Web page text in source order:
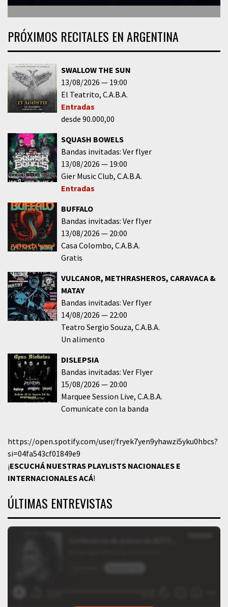
PRÓXIMOS RECITALES EN ARGENTINA
SWALLOW THE SUN
13/08/2026
19:00
El Teatrito C.A.B.A.
Entradas
desde 90.000,00
SQUASH BOWELS
Bandas invitadas: Ver flyer
13/08/2026
19:00
Gier Music Club C.A.B.A.
Entradas
BUFFALO
Bandas invitadas: Ver flyer
13/08/2026
20:00
Casa Colombo C.A.B.A.
Gratis
VULCANOR, METHRASHEROS, CARAVACA &
MATAY
Bandas invitadas: Ver flyer
14/08/2026
22:00
Teatro Sergio Souza C.A.B.A.
Un alimento
DISLEPSIA
Bandas invitadas: Ver Flyer
15/08/2026
20:00
Marquee Session Live C.A.B.A.
Comunicate con la banda
https://open.spotify.com/user/fryek7yen9yhawzi5yku0hbcs?
si=04fa543cf01849e9
¡ESCUCHÁ NUESTRAS PLAYLISTS NACIONALES E
INTERNACIONALESACÁ!
ÚLTIMAS ENTREVISTAS